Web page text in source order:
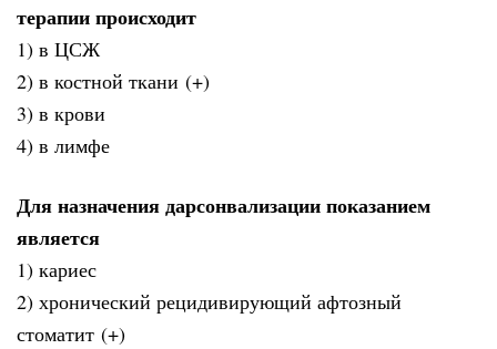
терапии происходит
1) в ЦСЖ
2) в костной ткани (+)
3) в крови
4) в лимфе
Для назначения дарсонвализации показанием
является
1) кариес
2) хронический рецидивирующий афтозный
стоматит (+)